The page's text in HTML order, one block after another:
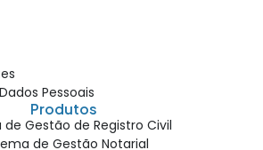
Pessoais
Produtos
de Gestão de Registro Civil
de Gestão Notarial